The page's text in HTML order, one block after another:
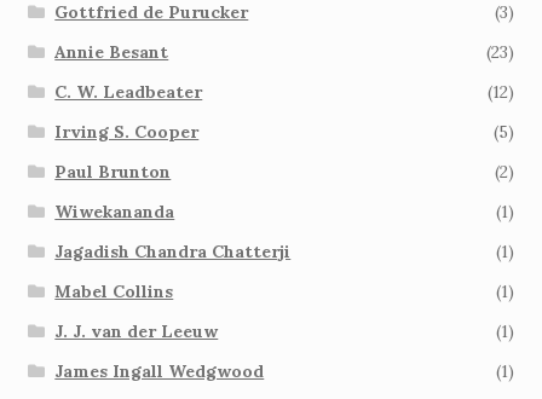
Gottfried de Purucker
(3)
Annie Besant
(23)
C. W. Leadbeater
(12)
Irving S. Cooper
(5)
Paul Brunton
(2)
Wiwekananda
(1)
Jagadish Chandra Chatterji
(1)
Mabel Collins
(1)
J. J. van der Leeuw
(1)
James Ingall Wedgwood
(1)